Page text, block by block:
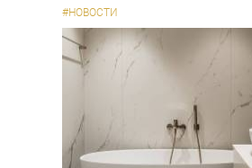
#НОВОСТИ